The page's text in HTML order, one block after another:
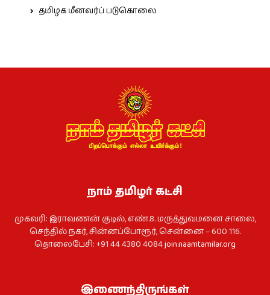
தமிழக மீனவர்ப் படுகொலை
நாம் தமிழர் கட்சி
முகவரி: இராவணன் குடில், எண்.8. மருத்துவமனை சாலை,
செந்தில் நகர், சின்னப்போரூர், சென்னை – 600 116.
தொலைபேசி: +91 44 4380 4084join.naamtamilar.org
இணைந்திருங்கள்